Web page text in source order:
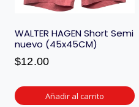
WALTER HAGEN Short Semi
nuevo (45x45CM)
$12.00
Añadir al carrito